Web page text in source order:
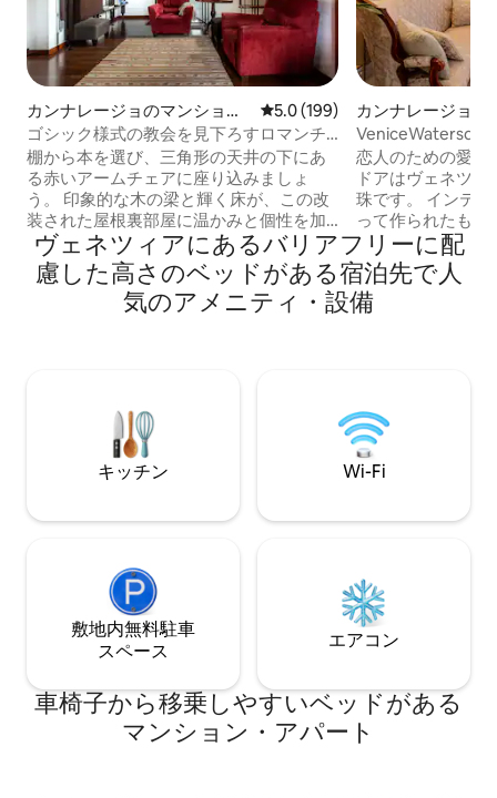
カンナレージョのマンショ
ン・アパート
レビュー199件、5つ星中5.0つ
5.0 (199)
ゴシック様式の教会を見下ろすロマンチ
ックな屋根裏アパートメント
棚から本を選び、三角形の天井の下にあ
る赤いアームチェアに座り込みましょ
う。 印象的な木の梁と輝く床が、この改
装された屋根裏部屋に温かみと個性を加
えています。 魅力的ならせん階段は、眺
めの良い小さなランディングにつながり
ます。 このフラットには、近くの運河を
見下ろす大きなダブル窓のあるエレガン
むマスターベッドルーム、2つ目のダブ
ル/ツインベッドルーム、広々としたバス
ルーム（トイレ、ビデ、バスタブ、シャ
ワー）、2つ目のトイレ（洗面台付き）が
ルームから家の前にある絵のように美し
屋に良好なWi-Fi接続、エアコン、蚊よけ
が備わっています CASA ZORZIは、ロマ
ンチックな逃避行と家族旅行の両方にお
すすめです。 私はゲストを直接迎え入
れ、到着時にはお時間をいただき、町で
お気に入りの場所をおすすめしていま
す。 アパートには、ヴェネツィアでの滞
在を計画し楽しむのに役立つ参考書も用
意されています。 アパートは、本物のヴ
カンナレージョの
ニアム
minuteRialto 10
恋人のための愛の
ドアはヴェネツ
珠です。 インテ
って作られたもの
ツィアン生地が使
Wi-Fi、ウェルカ
ロセッコワイン
ルトから5分、サ
水のドアからの運
ヴェネツィアにあるバリアフリーに配
慮した高さのベッドがある宿泊先で人
気のアメニティ・設備
キッチン Wi-Fi
敷地内無料駐⁠車
ス⁠ペ⁠ー⁠ス
エアコン
車椅子から移乗しやすいベッドがある
マンション・アパート